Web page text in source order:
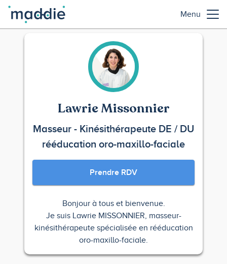
Menu
Lawrie Missonnier
Masseur - Kinésithérapeute DE / DU
rééducation oro-maxillo-faciale
Prendre RDV
Bonjour à tous et bienvenue.
Je suis Lawrie MISSONNIER, masseur-
kinésithérapeute spécialisée en rééducation
oro-maxillo-faciale.